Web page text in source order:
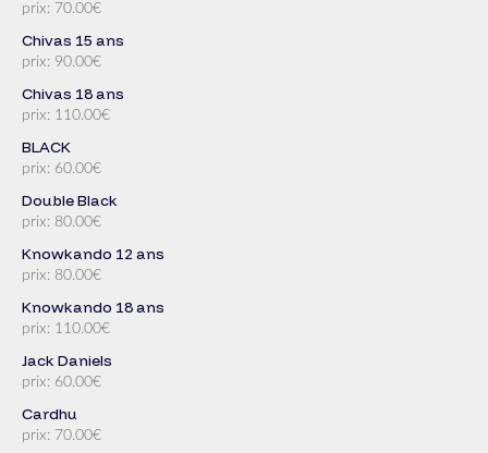
prix: 70.00€
Chivas 15 ans
prix: 90.00€
Chivas 18 ans
prix: 110.00€
BLACK
prix: 60.00€
Double Black
prix: 80.00€
Knowkando 12 ans
prix: 80.00€
Knowkando 18 ans
prix: 110.00€
Jack Daniels
prix: 60.00€
Cardhu
prix: 70.00€